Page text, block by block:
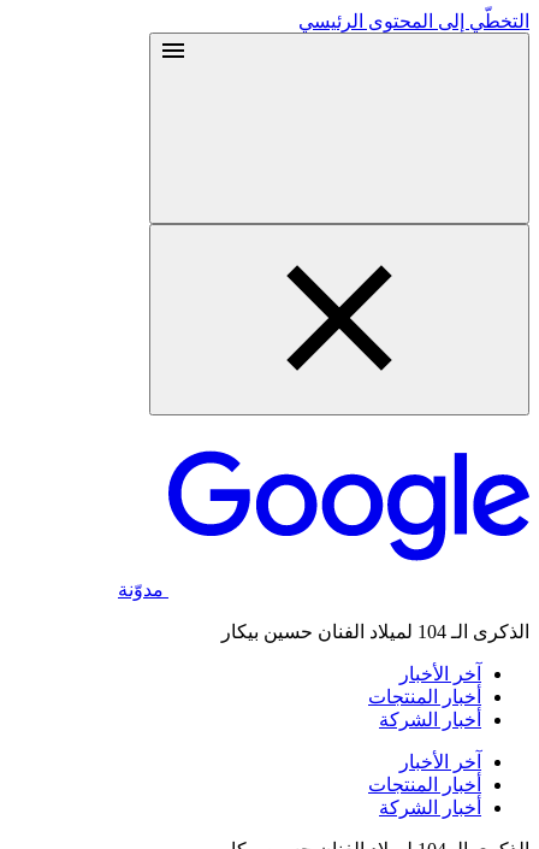
التخطّي إلى المحتوى الرئيسي
مدوّنة
الذكرى الـ 104 لميلاد الفنان حسين بيكار‎‎
آخر الأخبار
أخبار المنتجات
أخبار الشركة
آخر الأخبار
أخبار المنتجات
أخبار الشركة